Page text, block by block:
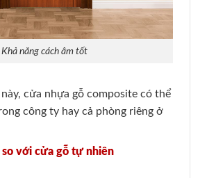
Khả năng cách âm tốt
cửa nhựa gỗ composite có thể
công ty hay cả phòng riêng ở
với cửa gỗ tự nhiên